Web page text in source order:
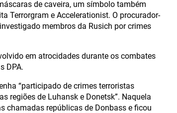
de caveira, um símbolo também
Terrorgram e Accelerationist. O procurador-
membros da Rusich por crimes
em atrocidades durante os combates
DPA.
“participado de crimes terroristas
regiões de Luhansk e Donetsk”. Naquela
chamadas repúblicas de Donbass e ficou